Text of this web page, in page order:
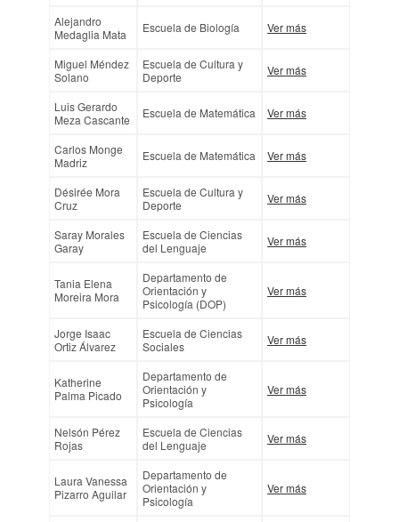
Alejandro
Medaglia Mata
Escuela de Biología Ver más
Miguel Méndez
Solano
Escuela de Cultura y
Deporte
Ver más
Luis Gerardo
Meza Cascante
Escuela de Matemática Ver más
Carlos Monge
Madriz
Escuela de Matemática Ver más
Désirée Mora
Cruz
Escuela de Cultura y
Deporte
Ver más
Saray Morales
Garay
Escuela de Ciencias
del Lenguaje
Ver más
Tania Elena
Moreira Mora
Departamento de
Orientación y
Psicología (DOP)
Ver más
Jorge Isaac
Ortiz Álvarez
Escuela de Ciencias
Sociales
Ver más
Katherine
Palma Picado
Departamento de
Orientación y
Psicología
Ver más
Nelsón Pérez
Rojas
Escuela de Ciencias
del Lenguaje
Ver más
Laura Vanessa
Pizarro Aguilar
Departamento de
Orientación y
Psicología
Ver más